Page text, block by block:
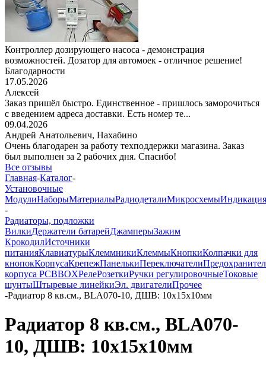
Контроллер дозирующего насоса - демонстрация
возможностей. Дозатор для автомоек - отличное решение!
Благодарности
17.05.2026
Алексей
Заказ пришёл быстро. Единственное - пришлось заморочиться
с введением адреса доставки. Есть номер те...
09.04.2026
Андрей Анатольевич, Нахабино
Очень благодарен за работу техподдержки магазина. Заказ
был выполнен за 2 рабочих дня. Спасибо!
Все отзывы
Главная-Каталог-
Установочные
МодулиНаборыМатериалыРадиодеталиМикросхемыИндикация
-
Радиаторы, подложки
ВилкиДержатели батарейДжамперыЗажим
КрокодилИсточники
питанияКлавиатурыКлеммникиКлеммыКнопкиКолпачки для
кнопокКорпусаКрепежПанелькиПереключатели
корпуса PCBBOXРелеРозеткиРучки регулировочныеТоковые
шунтыШтыревые линейкиЭл. двигателиПрочее
-Радиатор 8 кв.см., BLA070-10, ДШВ: 10x15x10мм
Радиатор 8 кв.см., BLA070-
10, ДШВ: 10x15x10мм